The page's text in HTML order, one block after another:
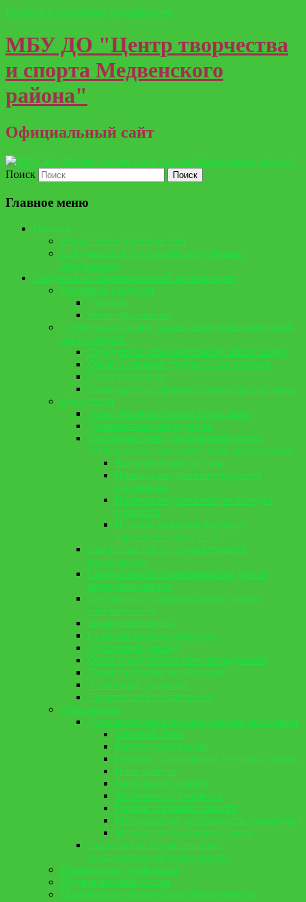
Перейти к основному содержимому
МБУ ДО "Центр творчества
и спорта Медвенского
района"
Официальный сайт
Поиск
Главное меню
Главная
Нормативно-правовая база
Для учащихся и их родителей (образцы
документов)
Сведения об образовательной организации
Основные сведения
История
Язык образования
Структура и органы управления образовательной
организацией
Учредитель образовательной организации
Общее собрание трудового коллектива
Совет педагогов
Руководитель образовательной организации
Документы
Устав образовательной оганизации
Должностные инструкции
Локальные акты, регламентирующие
деятельность образовательной организации
Коллективный договор
Правила внутреннего тудового
распорядка
Правила внутреннего распорядка
учащихся
Порядок оказания платных
образовательных услуг
Свидетельство о государственной
регистрации
Свидетельство о постановке на учет в
налоговом органе
Документы, подтверждающие право
собственности
Бюджетные сметы
Статистическая отчетность
Публичный доклад
Отчет о результатах самообследования
Правила приема на обучение
Аттестация учащихся
Предписания по контролю
Образование
Дополнительная образовательная программа
Учебный план
Рабочие программы
Годовой календарный учебный график
План работы
Расписание занятий
Численность учащихся
График открытых занятий
Методическая деятельность (семинары)
Методические рекомендации
Лицензия на осуществление
образовательной деятельности
Руководство учреждения
Педагогический состав
Материально-техническое обеспечение и